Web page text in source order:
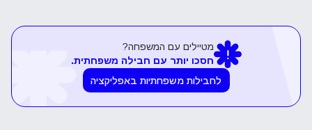
מטיילים עם המשפחה?
חסכו יותר עם חבילה משפחתית.
לחבילות משפחתיות באפליקציה